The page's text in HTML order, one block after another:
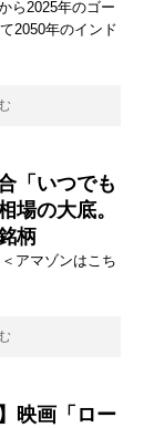
ら2025年のゴー
2050年のインド
「いつでも
場の大底。
柄
アマゾンはこち
映画「ロー